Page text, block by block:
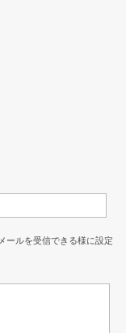
ールを受信できる様に設定